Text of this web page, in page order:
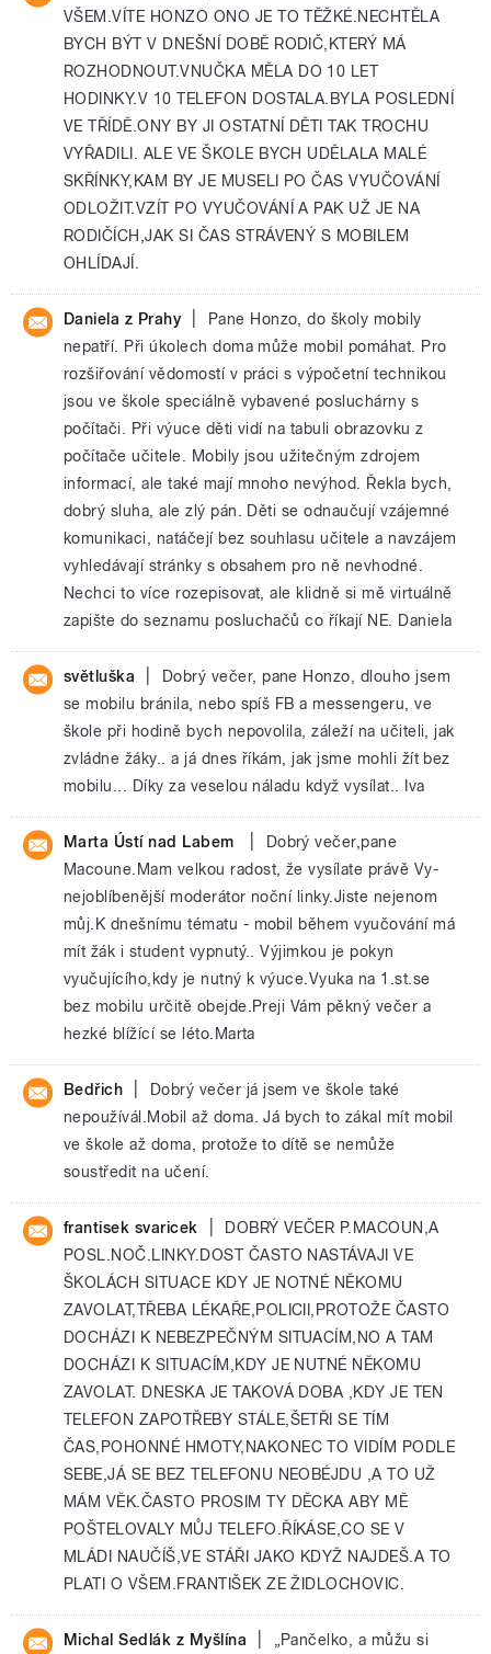
VŠEM.VÍTE HONZO ONO JE TO TĚŽKÉ.NECHTĚLA
BYCH BÝT V DNEŠNÍ DOBĚ RODIČ,KTERÝ MÁ
ROZHODNOUT.VNUČKA MĚLA DO 10 LET
HODINKY.V 10 TELEFON DOSTALA.BYLA POSLEDNÍ
VE TŘÍDĚ.ONY BY JI OSTATNÍ DĚTI TAK TROCHU
VYŘADILI. ALE VE ŠKOLE BYCH UDĚLALA MALÉ
SKŘÍNKY,KAM BY JE MUSELI PO ČAS VYUČOVÁNÍ
ODLOŽIT.VZÍT PO VYUČOVÁNÍ A PAK UŽ JE NA
RODIČÍCH,JAK SI ČAS STRÁVENÝ S MOBILEM
OHLÍDAJÍ.
Daniela z Prahy
Pane Honzo, do školy mobily
nepatří. Při úkolech doma může mobil pomáhat. Pro
rozšiřování vědomostí v práci s výpočetní technikou
jsou ve škole speciálně vybavené posluchárny s
počítači. Při výuce děti vidí na tabuli obrazovku z
počítače učitele. Mobily jsou užitečným zdrojem
informací, ale také mají mnoho nevýhod. Řekla bych,
dobrý sluha, ale zlý pán. Děti se odnaučují vzájemné
komunikaci, natáčejí bez souhlasu učitele a navzájem
vyhledávají stránky s obsahem pro ně nevhodné.
Nechci to více rozepisovat, ale klidně si mě virtuálně
zapište do seznamu posluchačů co říkají NE. Daniela
světluška
Dobrý večer, pane Honzo, dlouho jsem
se mobilu bránila, nebo spíš FB a messengeru, ve
škole při hodině bych nepovolila, záleží na učiteli, jak
zvládne žáky.. a já dnes říkám, jak jsme mohli žít bez
mobilu... Díky za veselou náladu když vysílat.. Iva
Marta Ústí nad Labem
Dobrý večer,pane
Macoune.Mam velkou radost, že vysílate právě Vy-
nejoblíbenější moderátor noční linky.Jiste nejenom
můj.K dnešnímu tématu - mobil během vyučování má
mít žák i student vypnutý.. Výjimkou je pokyn
vyučujícího,kdy je nutný k výuce.Vyuka na 1.st.se
bez mobilu určitě obejde.Preji Vám pěkný večer a
hezké blížící se léto.Marta
Bedřich
Dobrý večer já jsem ve škole také
nepoužívál.Mobil až doma. Já bych to zákal mít mobil
ve škole až doma, protože to dítě se nemůže
soustředit na učení.
frantisek svaricek
DOBRÝ VEČER P.MACOUN,A
POSL.NOČ.LINKY.DOST ČASTO NASTÁVAJI VE
ŠKOLÁCH SITUACE KDY JE NOTNÉ NĚKOMU
ZAVOLAT,TŘEBA LÉKAŘE,POLICII,PROTOŽE ČASTO
DOCHÁZI K NEBEZPEČNÝM SITUACÍM,NO A TAM
DOCHÁZI K SITUACÍM,KDY JE NUTNÉ NĚKOMU
ZAVOLAT. DNESKA JE TAKOVÁ DOBA ,KDY JE TEN
TELEFON ZAPOTŘEBY STÁLE,ŠETŘI SE TÍM
ČAS,POHONNÉ HMOTY,NAKONEC TO VIDÍM PODLE
SEBE,JÁ SE BEZ TELEFONU NEOBÉJDU ,A TO UŽ
MÁM VĚK.ČASTO PROSIM TY DĚCKA ABY MĚ
POŠTELOVALY MŮJ TELEFO.ŘÍKÁSE,CO SE V
MLÁDI NAUČÍŠ,VE STÁŘI JAKO KDYŽ NAJDEŠ.A TO
PLATI O VŠEM.FRANTIŠEK ZE ŽIDLOCHOVIC.
Michal Sedlák z Myšlína „Pančelko, a můžu si